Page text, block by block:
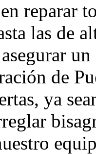
reparar
las de
de
ya